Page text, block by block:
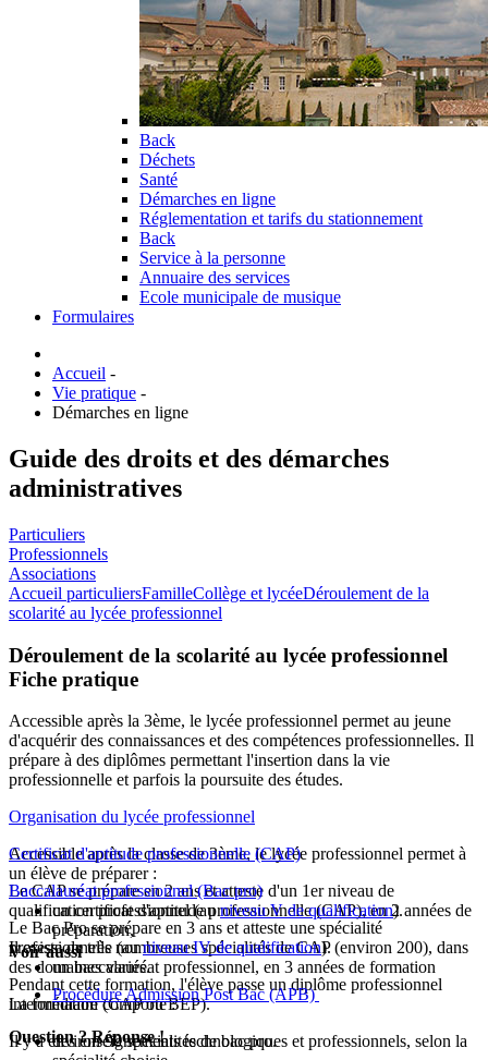
Back
Déchets
Santé
Démarches en ligne
Réglementation et tarifs du stationnement
Back
Service à la personne
Annuaire des services
Ecole municipale de musique
Formulaires
Accueil -
Vie pratique -
Démarches en ligne
Guide des droits et des démarches
administratives
Particuliers
Professionnels
Associations
Accueil particuliersFamilleCollège et lycéeDéroulement de la
scolarité au lycée professionnel
Déroulement de la scolarité au lycée professionnel
Fiche pratique
Accessible après la 3ème, le lycée professionnel permet au jeune
d'acquérir des connaissances et des compétences professionnelles. Il
prépare à des diplômes permettant l'insertion dans la vie
professionnelle et parfois la poursuite des études.
Organisation du lycée professionnel
Accessible après la classe de 3ème, le lycée professionnel permet à
un élève de préparer :
un certificat d'aptitude professionnelle (CAP), en 2 années de
préparation,
un baccalauréat professionnel, en 3 années de formation
Certificat d'aptitude professionnelle (CAP)
Le CAP se prépare en 2 ans et atteste d'un 1er niveau de
qualification professionnel (auniveau V de qualification).
Il existe de très nombreuses spécialités de CAP (environ 200), dans
des domaines variés.
La formation comporte :
des enseignements technologiques et professionnels, selon la
Baccalauréat professionnel (Bac pro)
Le Bac Pro se prépare en 3 ans et atteste une spécialité
professionnelle (auniveau IV de qualification).
Pendant cette formation, l'élève passe un diplôme professionnel
intermédiaire (CAP ou BEP).
Il y a environ 90 spécialités de bac pro.
Voir aussi
Procédure Admission Post Bac (APB)
Question ? Réponse !